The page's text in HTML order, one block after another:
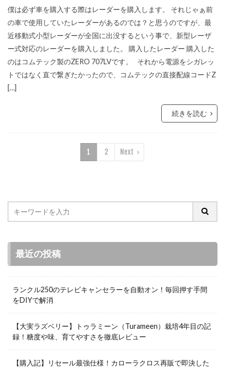
僕は必ず車を購入する際はレーダーを購入します。 それじゃぁ前
の車で使用していたレーダーがあるのでは？と思うのですが、最
近移動式小型レーダーが全国に出没するという事で、新型レーザ
ー式対応のレーダーを購入しました。 購入したレーダー 購入した
のはコムテック製のZERO 707LVです。 それから電源をシガレッ
トではなく直で繋ぎたかったので、コムテックの直接配線コードZ
[…]
続きを読む
1 2 Next
最近の投稿
ランクル250のテレビキャンセラーを自動オン！毎回押す手間
をDIYで解消
【大実ラズベリー】トゥラミーン（Turameen）栽培4年目の記
録！糖度や味、育てやすさを徹底レビュー
【購入記】リセール最強仕様！カローラクロス再販で即決した